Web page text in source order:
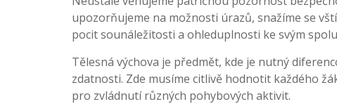
upozorňujeme na možnosti úrazů, snažíme se
pocit sounáležitosti a ohleduplnosti ke svým
Tělesná výchova je předmět, kde je nutný
zdatnosti. Zde musíme citlivě hodnotit každého
pro zvládnutí různých pohybových aktivit.